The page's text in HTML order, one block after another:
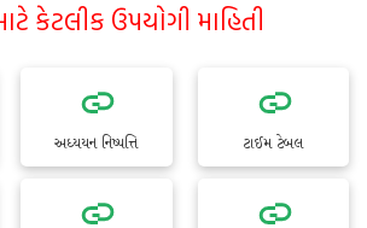
કેટલીક ઉપયોગી માહિતી
અધ્યયન નિષ્પત્તિ ટાઈમ ટેબલ